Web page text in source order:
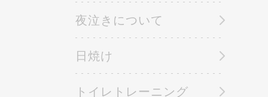
夜泣きについて
日焼け
トイレトレーニング